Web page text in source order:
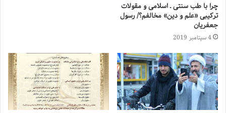
چرا با طب سنتی ـ اسلامی و مقولات
ترکیبی «علم و دین» مخالفم؟/ رسول
جعفریان
4 سپتامبر 2019